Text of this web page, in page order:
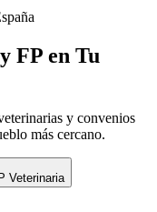
FP en Tu
y convenios
más cercano.
Veterinaria